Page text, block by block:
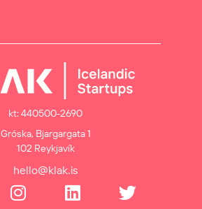
kt: 440500-2690
Gróska, Bjargargata 1
102 Reykjavík
hello@klak.is